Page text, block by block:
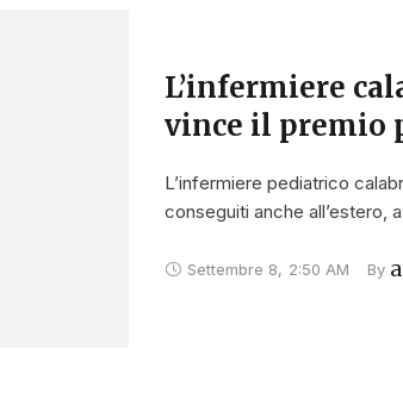
L’infermiere
vince il premio
L’infermiere pediatrico
conseguiti anche all’estero,
Settembre 8, 2:50 AM By